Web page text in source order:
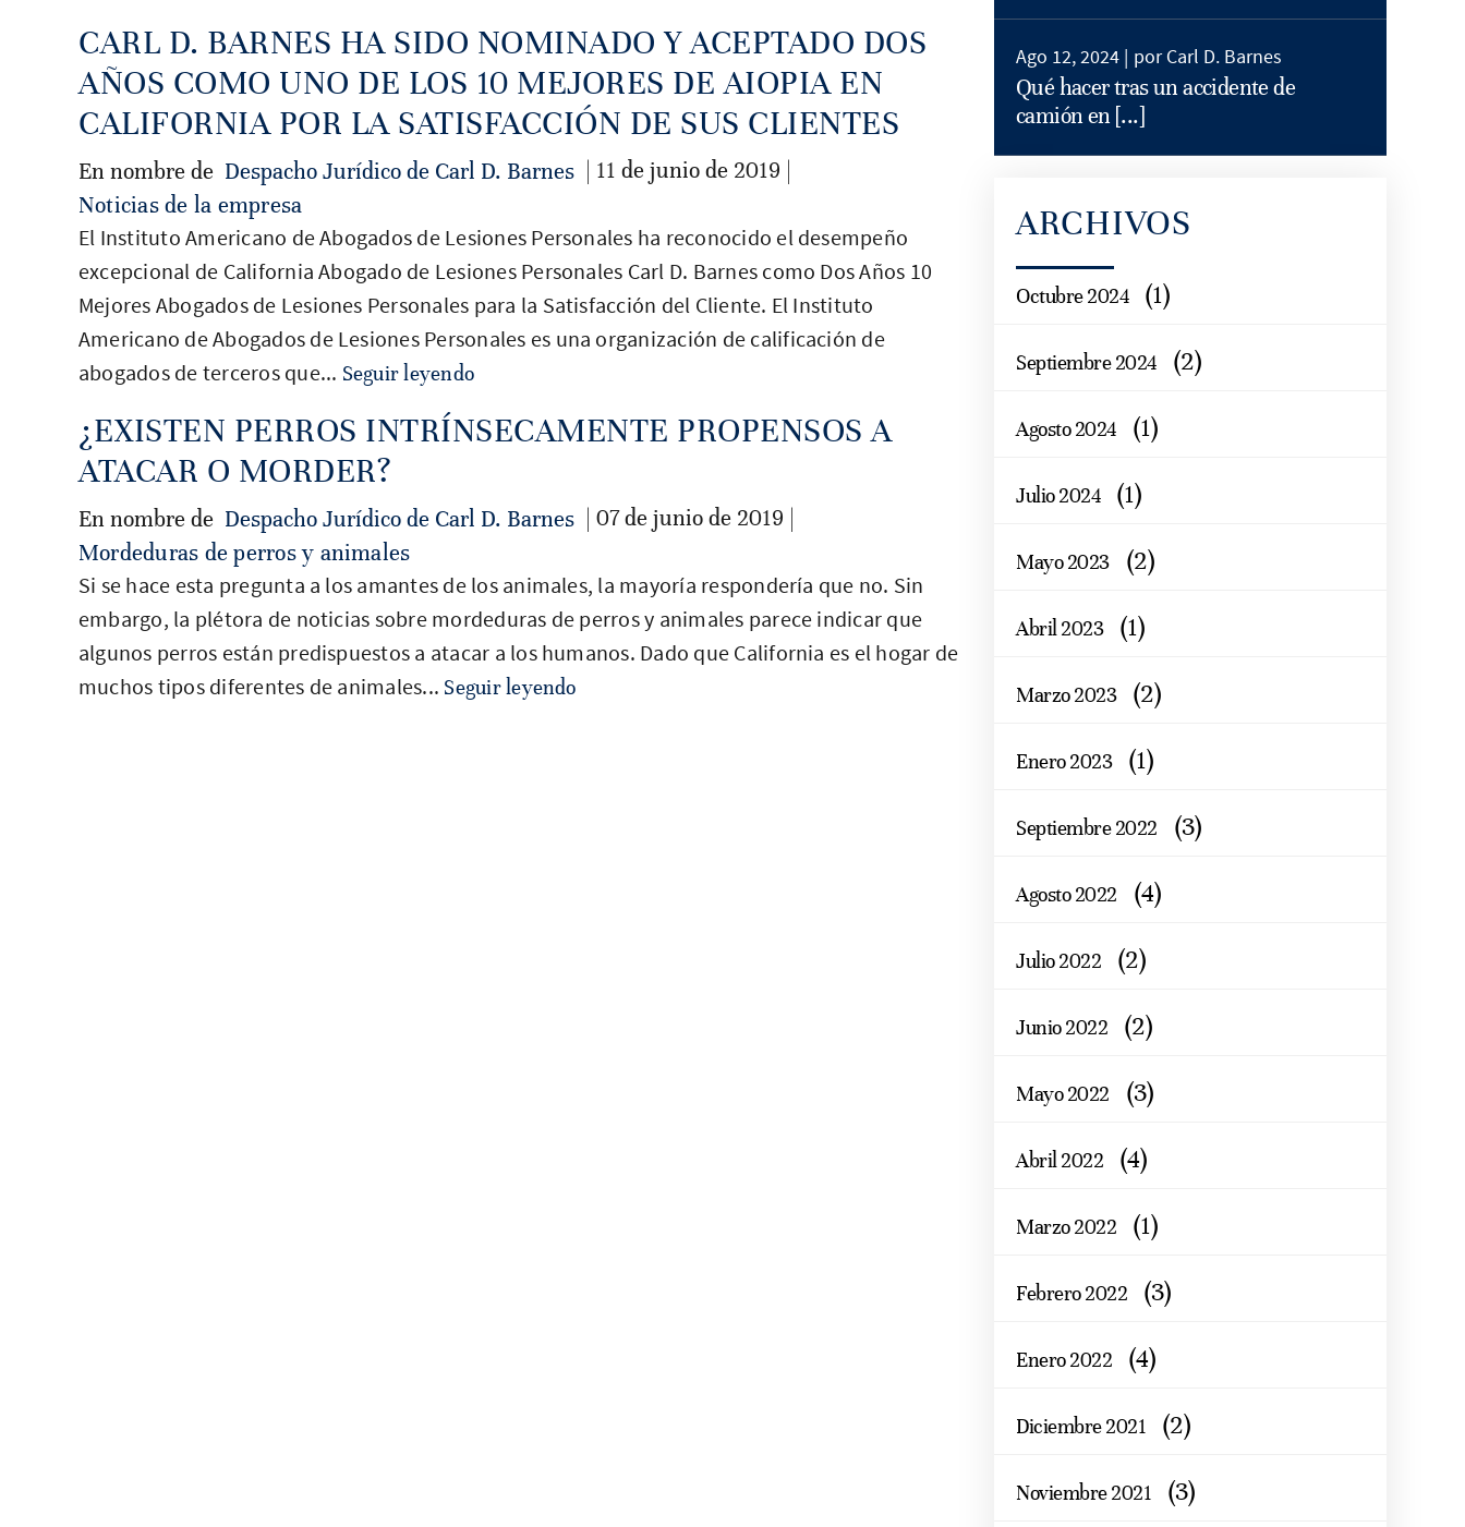
CARL D. BARNES HA SIDO NOMINADO Y ACEPTADO DOS
AÑOS COMO UNO DE LOS 10 MEJORES DE AIOPIA EN
CALIFORNIA POR LA SATISFACCIÓN DE SUS CLIENTES
En nombre de Despacho Jurídico de Carl D. Barnes
| 11 de junio de 2019 |
Noticias de la empresa
El Instituto Americano de Abogados de Lesiones Personales ha reconocido el desempeño
excepcional de California Abogado de Lesiones Personales Carl D. Barnes como Dos Años 10
Mejores Abogados de Lesiones Personales para la Satisfacción del Cliente. El Instituto
Americano de Abogados de Lesiones Personales es una organización de calificación de
abogados de terceros que... Seguir leyendo
¿EXISTEN PERROS INTRÍNSECAMENTE PROPENSOS A
ATACAR O MORDER?
En nombre de Despacho Jurídico de Carl D. Barnes
| 07 de junio de 2019 |
Mordeduras de perros y animales
Si se hace esta pregunta a los amantes de los animales, la mayoría respondería que no. Sin
embargo, la plétora de noticias sobre mordeduras de perros y animales parece indicar que
algunos perros están predispuestos a atacar a los humanos. Dado que California es el hogar de
muchos tipos diferentes de animales... Seguir leyendo
Ago 12, 2024 | por Carl D. Barnes
Qué hacer tras un accidente de
camión en [...]
ARCHIVOS
Octubre 2024 (1)
Septiembre 2024 (2)
Agosto 2024 (1)
Julio 2024 (1)
Mayo 2023 (2)
Abril 2023 (1)
Marzo 2023 (2)
Enero 2023 (1)
Septiembre 2022 (3)
Agosto 2022 (4)
Julio 2022 (2)
Junio 2022 (2)
Mayo 2022 (3)
Abril 2022 (4)
Marzo 2022 (1)
Febrero 2022 (3)
Enero 2022 (4)
Diciembre 2021 (2)
Noviembre 2021 (3)